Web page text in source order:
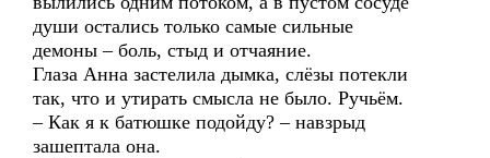
души остались только самые сильные
демоны – боль, стыд и отчаяние.
Глаза Анна застелила дымка, слёзы потекли
так, что и утирать смысла не было. Ручьём.
– Как я к батюшке подойду? – навзрыд
зашептала она.